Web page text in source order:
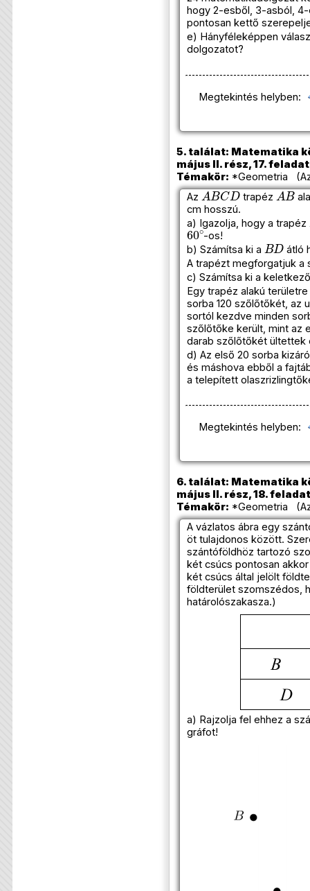
hogy 2-esből, 3-asból,
pontosan kettő
e) Hányféleképpen
dolgozatot?
Megtekintés helyben:
5. találat: Matematika
május II. rész, 17. feladat
Témakör: *Geometria
Az
ABCD
trapéz
AB
cm hosszú.
a) Igazolja, hogy a trapéz
60∘
-os!
b) Számítsa ki a
BD
átló
A trapézt megforgatjuk a
c) Számítsa ki a
Egy trapéz alakú
sorba 120 szőlőtőkét, az
sortól kezdve minden
szőlőtőke került, mint az
darab szőlőtőkét ültettek
d) Az első 20 sorba
és máshova ebből a
a telepített
Megtekintés helyben:
6. találat: Matematika
május II. rész, 18. feladat
Témakör: *Geometria
A vázlatos ábra egy
öt tulajdonos között.
szántóföldhöz tartozó
két csúcs pontosan
két csúcs által jelölt
földterület szomszédos,
határolószakasza.)
a) Rajzolja fel ehhez a
gráfot!